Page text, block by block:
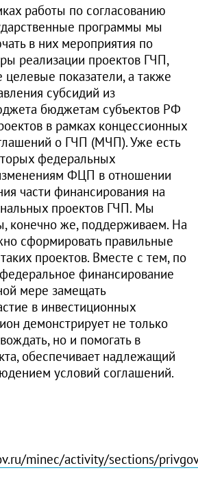
работы по согласованию
программы мы
в них мероприятия по
реализации проектов ГЧП,
показатели, а также
субсидий из
бюджетам субъектов РФ
в рамках концессионных
о ГЧП (МЧП). Уже есть
федеральных
ФЦП в отношении
части финансирования на
проектов ГЧП. Мы
конечно же, поддерживаем. На
сформировать правильные
проектов. Вместе с тем, по
финансирование
мере замещать
в инвестиционных
демонстрирует не только
но и помогать в
обеспечивает надлежащий
условий соглашений.
minec/activity/sections/